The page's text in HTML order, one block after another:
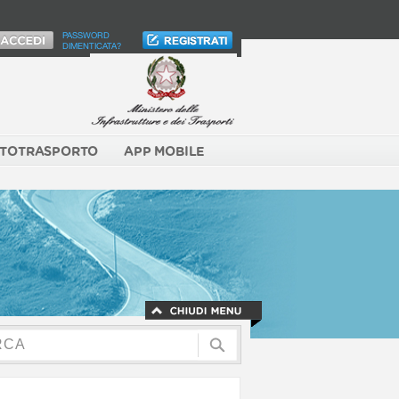
PASSWORD
DIMENTICATA?
APP MOBILE